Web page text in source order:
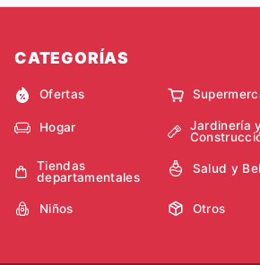
CATEGORÍAS
Ofertas
Hogar
Jardinería y
Tiendas
departamentales
Salud y
Niños Otros